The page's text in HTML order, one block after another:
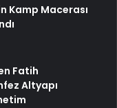
Kamp Macerası
Fatih
Altyapı